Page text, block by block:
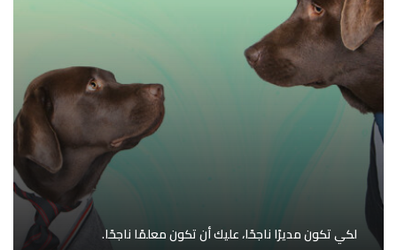
لكي تكون مديرًا ناجحًا، عليك أن تكون معلمًا ناجحًا.